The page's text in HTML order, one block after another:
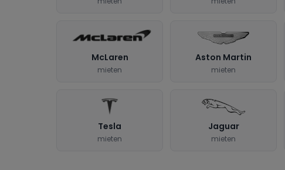
McLaren
mieten
Aston Martin
mieten
Tesla
mieten
Jaguar
mieten